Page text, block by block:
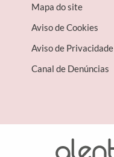
Mapa do site
Aviso de Cookies
Aviso de Privacidade
Canal de Denúncias